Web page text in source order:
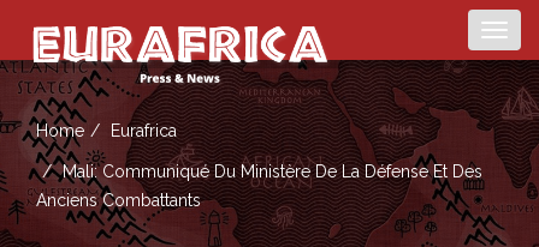
Home Eurafrica
Mali: Communiqué Du Ministère De La Défense Et Des
Anciens Combattants